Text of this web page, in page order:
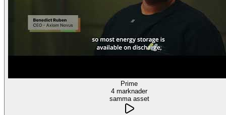
Prime
4 marknader
samma asset